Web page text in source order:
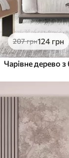
207грн124 грн